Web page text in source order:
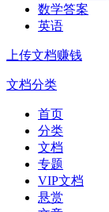
数学答案
英语
上传文档赚钱
文档分类
首页
分类
文档
专题
VIP文档
悬赏